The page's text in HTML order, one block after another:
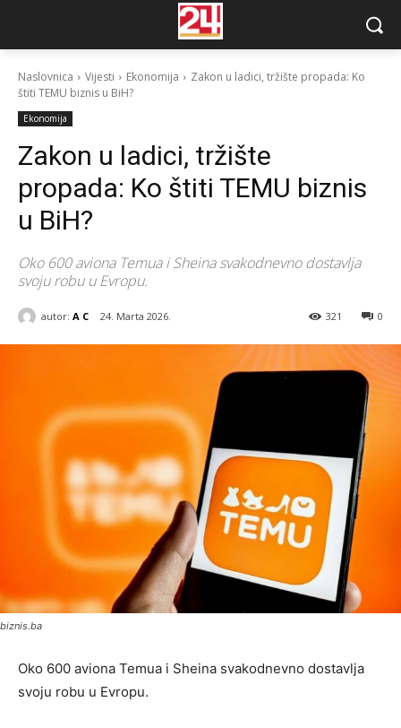
Naslovnica Vijesti Ekonomija
Zakon u ladici, tržište propada: Ko
štiti TEMU biznis u BiH?
Ekonomija
Zakon u ladici, tržište
propada: Ko štiti TEMU biznis
u BiH?
Oko 600 aviona Temua i Sheina svakodnevno dostavlja
svoju robu u Evropu.
autor: A C 24. Marta 2026. 0
321
biznis.ba
Oko 600 aviona Temua i Sheina svakodnevno dostavlja
svoju robu u Evropu.